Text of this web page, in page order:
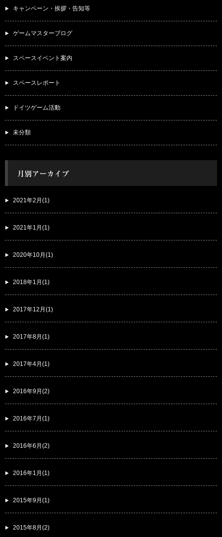
キャンペーン・挨拶・告知等
ゲームマスターブログ
スペースイベント案内
スペースレポート
ドイツゲーム活動
未分類
2021年2月(1)
2021年1月(1)
2020年10月(1)
2018年1月(1)
2017年12月(1)
2017年8月(1)
2017年4月(1)
2016年9月(2)
2016年7月(1)
2016年6月(2)
2016年1月(1)
2015年9月(1)
2015年8月(2)